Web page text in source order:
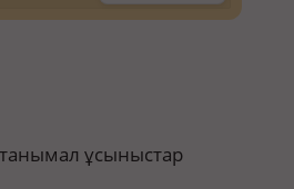
ұсыныстар